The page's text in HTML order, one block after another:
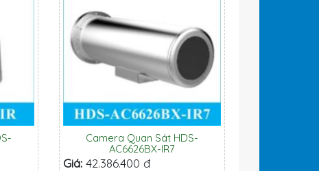
Camera Quan Sát HDS-
AC6626BX-IR7
Giá:42.386.400 đ